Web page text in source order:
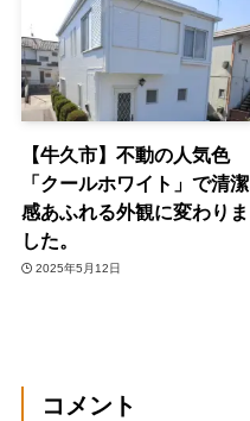
【牛久市】不動の人気色
「クールホワイト」で清潔
感あふれる外観に変わりま
した。
2025年5月12日
コメント